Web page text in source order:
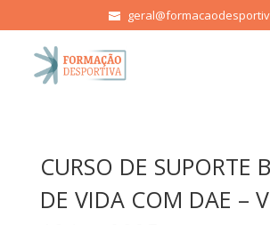
CURSO DE SUPORTE
DE VIDA COM DAE –